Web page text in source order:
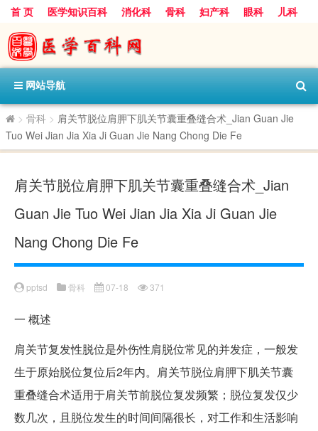
首 页 医学知识百科 消化科 骨科 妇产科 眼科
儿科
心血管病科
呼吸科 神经科
内分泌科
口腔科
网站导航
> 骨科 > 肩关节脱位肩胛下肌关节囊重叠缝合术_Jian Guan Jie
Tuo Wei Jian Jia Xia Ji Guan Jie Nang Chong Die Fe
肩关节脱位肩胛下肌关节囊重叠缝合术_Jian
Guan Jie Tuo Wei Jian Jia Xia Ji Guan Jie
Nang Chong Die Fe
pptsd 骨科 07-18 371
一 概述
肩关节复发性脱位是外伤性肩脱位常见的并发症，一般发
生于原始脱位复位后2年内。肩关节脱位肩胛下肌关节囊
重叠缝合术适用于肩关节前脱位复发频繁；脱位复发仅少
数几次，且脱位发生的时间间隔很长，对工作和生活影响